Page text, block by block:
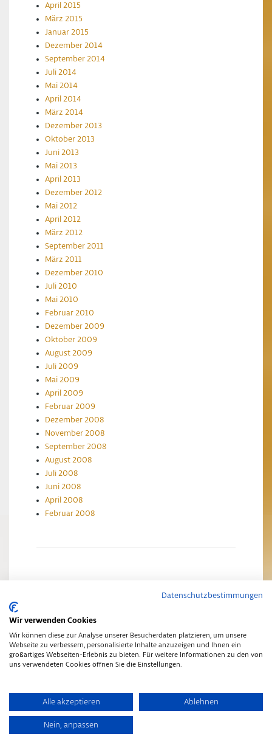
April 2015
März 2015
Januar 2015
Dezember 2014
September 2014
Juli 2014
Mai 2014
April 2014
März 2014
Dezember 2013
Oktober 2013
Juni 2013
Mai 2013
April 2013
Dezember 2012
Mai 2012
April 2012
März 2012
September 2011
März 2011
Dezember 2010
Juli 2010
Mai 2010
Februar 2010
Dezember 2009
Oktober 2009
August 2009
Juli 2009
Mai 2009
April 2009
Februar 2009
Dezember 2008
November 2008
September 2008
August 2008
Juli 2008
Juni 2008
April 2008
Februar 2008
Copyright © 2014 • Schwarz-Gold Aktuelles • Finch Theme
Datenschutzbestimmungen
Wir verwenden Cookies
Wir können diese zur Analyse unserer Besucherdaten platzieren, um unsere
Webseite zu verbessern, personalisierte Inhalte anzuzeigen und Ihnen ein
großartiges Webseiten-Erlebnis zu bieten. Für weitere Informationen zu den von
uns verwendeten Cookies öffnen Sie die Einstellungen.
Alle akzeptieren Ablehnen
Nein, anpassen